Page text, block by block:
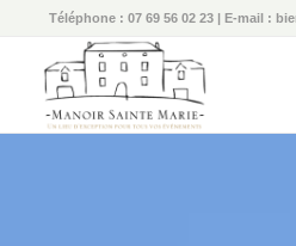
Téléphone : 07 69 56 02 23 | E-mail :